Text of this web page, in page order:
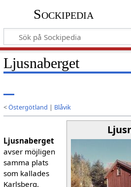
Sockipedia
Ljusnaberget
<Östergötland | Blåvik
Ljusnaberget
avser möjligen
samma plats
som kallades
Karlsberg.